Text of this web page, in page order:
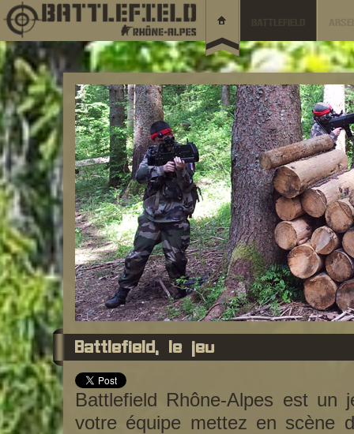
Battlefield, le jeu
Battlefield Rhône-Alpes est
votre équipe mettez en scène